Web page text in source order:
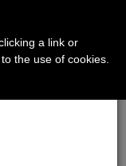
el
a link or
the use of cookies.